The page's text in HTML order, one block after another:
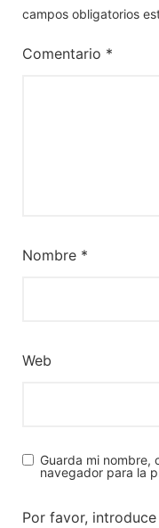
campos obligatorios
Comentario *
Nombre *
Web
Guarda mi nombre,
navegador para la
Por favor,